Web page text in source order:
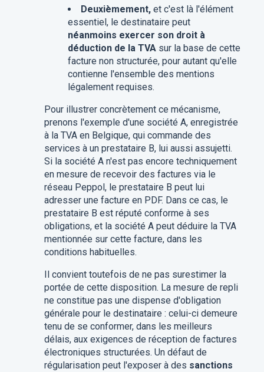
Deuxièmement,et c'est là l'élément
essentiel, le destinataire peut
néanmoins exercer son droit à
déduction de la TVAsur la base de cette
facture non structurée, pour autant qu'elle
contienne l'ensemble des mentions
légalement requises.
Pour illustrer concrètement ce mécanisme,
prenons l'exemple d'une société A, enregistrée
à la TVA en Belgique, qui commande des
services à un prestataire B, lui aussi assujetti.
Si la société A n'est pas encore techniquement
en mesure de recevoir des factures via le
réseau Peppol, le prestataire B peut lui
adresser une facture en PDF. Dans ce cas, le
prestataire B est réputé conforme à ses
obligations, et la société A peut déduire la TVA
mentionnée sur cette facture, dans les
conditions habituelles.
Il convient toutefois de ne pas surestimer la
portée de cette disposition. La mesure de repli
ne constitue pas une dispense d'obligation
générale pour le destinataire : celui-ci demeure
tenu de se conformer, dans les meilleurs
délais, aux exigences de réception de factures
électroniques structurées. Un défaut de
régularisation peut l'exposer à des sanctions